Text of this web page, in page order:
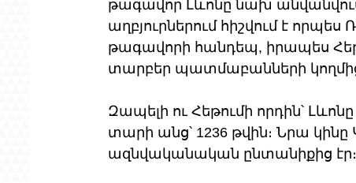
թագավոր Լևոնը նախ
աղբյուրներում հիշվում է
թագավորի հանդեպ, իրապես
տարբեր պատմաբանների
Զապելի ու Հեթումի որդին՝ Լևոնը
տարի անց՝ 1236 թվին։ Նրա
ազնվականական ընտանիքից էր։